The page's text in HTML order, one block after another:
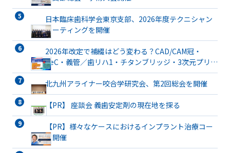
日本臨床歯科学会東京支部、2026年度テクニシャン
ミーティングを開催
2026年改定で補綴はどう変わる？CAD/CAM冠・
TeC・義管／歯リハ1・チタンブリッジ・3次元プリン
ト有床義歯まで詳解
北九州アライナー咬合学研究会、第2回総会を開催
【PR】 座談会 義歯安定剤の現在地を探る
【PR】様々なケースにおけるインプラント治療コー
ス開催